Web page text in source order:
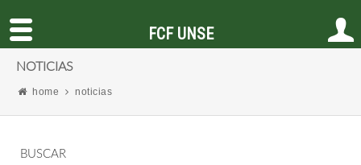
NOTICIAS
home noticias
BUSCAR
FCF UNSE